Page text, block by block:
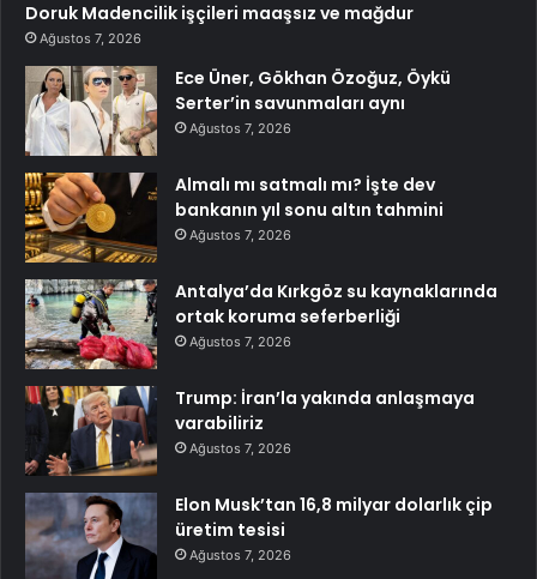
Doruk Madencilik işçileri maaşsız ve mağdur
Ağustos 7, 2026
Ece Üner, Gökhan Özoğuz, Öykü
Serter’in savunmaları aynı
Ağustos 7, 2026
Almalı mı satmalı mı? İşte dev
bankanın yıl sonu altın tahmini
Ağustos 7, 2026
Antalya’da Kırkgöz su kaynaklarında
ortak koruma seferberliği
Ağustos 7, 2026
Trump: İran’la yakında anlaşmaya
varabiliriz
Ağustos 7, 2026
Elon Musk’tan 16,8 milyar dolarlık çip
üretim tesisi
Ağustos 7, 2026